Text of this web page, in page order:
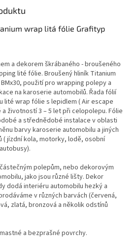
wrap litá fólie Grafityp
a dekorem škrábaného - broušeného
lité fólie. Broušený hliník Titanium
použití pro wrapping polepy a
na karoserie automobilů. Řada fólií
lité wrap fólie s lepidlem ( Air escape
životností 3 – 5 let při celopolepu. Fólie
a střednědobé instalace v oblasti
barvy karoserie automobilu a jiných
jízdní kola, motorky, lodě, osobní
polepům, nebo dekorovým
jako jsou různé lišty. Dekor
dodá interiéru automobilu hezký a
v různých barvách (červená,
zlatá, bronzová a několik odstínů
a bezprašné povrchy.